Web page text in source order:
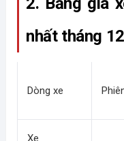
nhất tháng
Dòng xe
Xe